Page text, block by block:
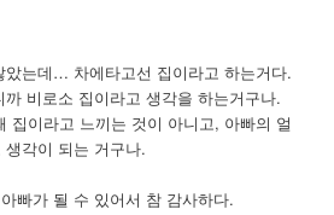
았는데… 차에타고선 집이라고 하는거다.
비로소 집이라고 생각을 하는거구나.
집이라고 느끼는 것이 아니고, 아빠의 얼
각이 되는 거구나.
빠가 될 수 있어서 참 감사하다.